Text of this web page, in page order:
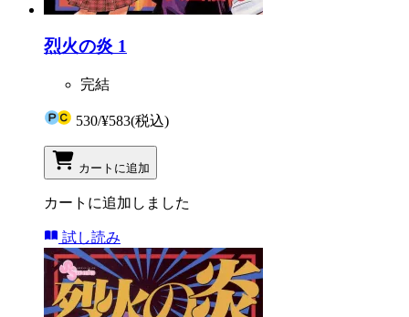
烈火の炎 1
完結
530/¥583(税込)
カートに追加
カートに追加しました
試し読み